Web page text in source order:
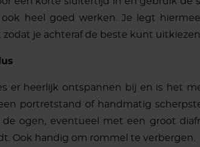
heel goed werken. Je legt
zodat je achteraf de beste kunt uitkiezen.
er heerlijk ontspannen bij en is het
portretstand of handmatig
de ogen, eventueel met een groot
Ook handig om rommel te verbergen.